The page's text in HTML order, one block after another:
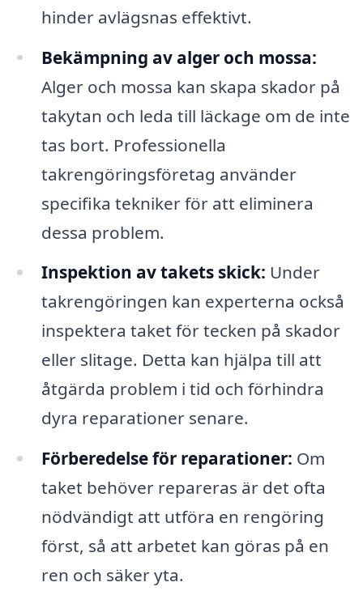
hinder avlägsnas effektivt.
Bekämpning av alger och mossa:
Alger och mossa kan skapa skador på
takytan och leda till läckage om de inte
tas bort. Professionella
takrengöringsföretag använder
specifika tekniker för att eliminera
dessa problem.
Inspektion av takets skick: Under
takrengöringen kan experterna också
inspektera taket för tecken på skador
eller slitage. Detta kan hjälpa till att
åtgärda problem i tid och förhindra
dyra reparationer senare.
Förberedelse för reparationer: Om
taket behöver repareras är det ofta
nödvändigt att utföra en rengöring
först, så att arbetet kan göras på en
ren och säker yta.